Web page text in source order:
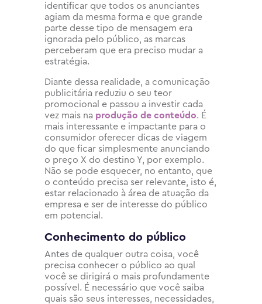
identificar que todos os anunciantes
agiam da mesma forma e que grande
parte desse tipo de mensagem era
ignorada pelo público, as marcas
perceberam que era preciso mudar a
estratégia.
Diante dessa realidade, a comunicação
publicitária reduziu o seu teor
promocional e passou a investir cada
vez mais na produção de conteúdo. É
mais interessante e impactante para o
consumidor oferecer dicas de viagem
do que ficar simplesmente anunciando
o preço X do destino Y, por exemplo.
Não se pode esquecer, no entanto, que
o conteúdo precisa ser relevante, isto é,
estar relacionado à área de atuação da
empresa e ser de interesse do público
em potencial.
Conhecimento do público
Antes de qualquer outra coisa, você
precisa conhecer o público ao qual
você se dirigirá o mais profundamente
possível. É necessário que você saiba
quais são seus interesses, necessidades,